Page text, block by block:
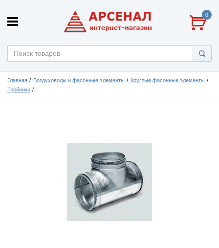
0
Главная Воздуховоды и фасонные элементы
Круглые фасонные элементы
Тройники